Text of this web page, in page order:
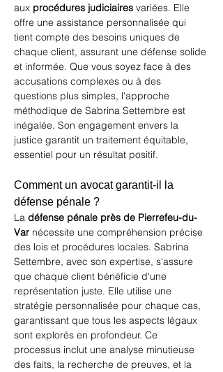
aux procédures judiciaires variées. Elle
offre une assistance personnalisée qui
tient compte des besoins uniques de
chaque client, assurant une défense solide
et informée. Que vous soyez face à des
accusations complexes ou à des
questions plus simples, l'approche
méthodique de Sabrina Settembre est
inégalée. Son engagement envers la
justice garantit un traitement équitable,
essentiel pour un résultat positif.
Comment un avocat garantit-il la
défense pénale ?
La défense pénale près de Pierrefeu-du-
Var nécessite une compréhension précise
des lois et procédures locales. Sabrina
Settembre, avec son expertise, s'assure
que chaque client bénéficie d'une
représentation juste. Elle utilise une
stratégie personnalisée pour chaque cas,
garantissant que tous les aspects légaux
sont explorés en profondeur. Ce
processus inclut une analyse minutieuse
des faits, la recherche de preuves, et la